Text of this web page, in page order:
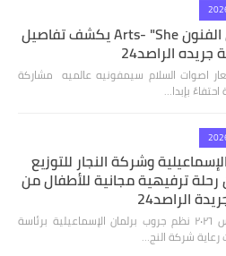
مهرجان "هي الفنون Arts- "She يكشف تفاصيل
الراصد24
اصوات السلام سيمفونيه عالميه مشاركة
بإبدا…
وشركة النجار للتوزيع
ترفيهية مجانية للأطفال من
الراصد24
كتبت أمل عبد الرحيم ٣ أغسطس ٢٠٢٦ نظم جروب برلمان الإسماعيلية برئاسة
شركة النج…